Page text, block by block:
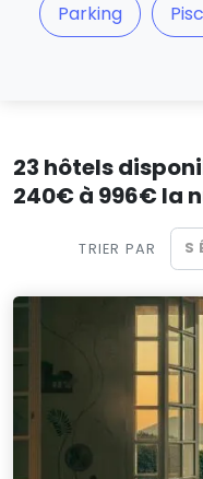
Parking
23 hôtels
240€ à 996€ la
TRIER PAR